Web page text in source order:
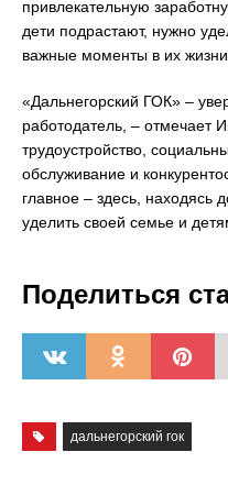
привлекательную
дети подрастают, нужно
важные моменты в их жизни.
«Дальнегорский ГОК» –
работодатель, –
трудоустройство,
обслуживание и
главное – здесь, находясь
уделить своей семье и
Поделиться
дальнегорский гок